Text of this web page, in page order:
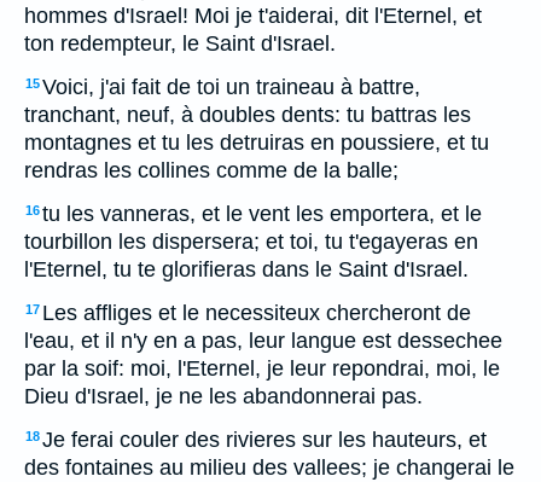
hommes d'Israel! Moi je t'aiderai, dit l'Eternel, et
ton redempteur, le Saint d'Israel.
15Voici, j'ai fait de toi un traineau à battre,
tranchant, neuf, à doubles dents: tu battras les
montagnes et tu les detruiras en poussiere, et tu
rendras les collines comme de la balle;
16tu les vanneras, et le vent les emportera, et le
tourbillon les dispersera; et toi, tu t'egayeras en
l'Eternel, tu te glorifieras dans le Saint d'Israel.
17 Les affliges et le necessiteux chercheront de
l'eau, et il n'y en a pas, leur langue est dessechee
par la soif: moi, l'Eternel, je leur repondrai, moi, le
Dieu d'Israel, je ne les abandonnerai pas.
18Je ferai couler des rivieres sur les hauteurs, et
des fontaines au milieu des vallees; je changerai le